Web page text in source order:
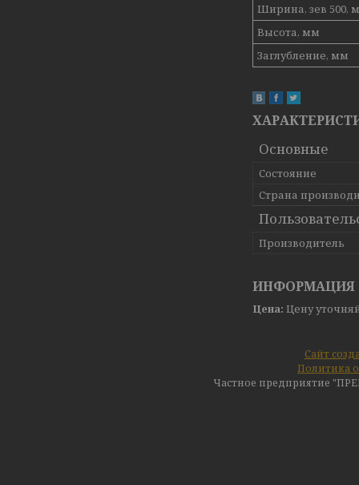
Ширина, зев 500,
Высота, мм
Заглубление, мм
Основные
Состояние
Страна
Производитель
ИНФОРМАЦИЯ
Цена: Цену
Сайт
Политика
Частное предприятие